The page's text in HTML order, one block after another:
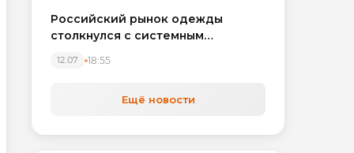
Российский рынок одежды
столкнулся с системным
12.07 18:55
Ещё новости